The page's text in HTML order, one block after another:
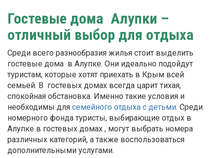
Гостевые дома Алупки –
отличный выбор для отдыха
Среди всего разнообразия жилья стоит выделить
гостевые дома в Алупке. Они идеально подойдут
туристам, которые хотят приехать в Крым всей
семьей. В гостевых домах всегда царит тихая,
спокойная обстановка. Именно такие условия и
необходимы для семейного отдыха с детьми. Среди
номерного фонда туристы, выбирающие отдых в
Алупке в гостевых домах , могут выбрать номера
различных категорий, а также воспользоваться
дополнительными услугами.